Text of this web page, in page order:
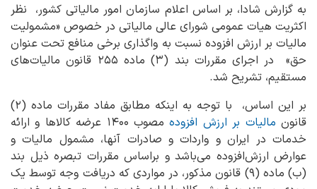
به گزارش شادا، بر اساس اعلام سازمان امور مالیاتی کشور، نظر
اکثریت هیات عمومی شورای عالی مالیاتی در خصوص «مشمولیت
مالیات بر ارزش ‌افزوده نسبت به واگذاری برخی منافع تحت عنوان
حق» در اجرای مقررات بند (۳) ماده ۲۵۵ قانون مالیات‌های
مستقیم، تشریح شد.
بر این اساس، با توجه به اینکه مطابق مفاد مقررات ماده (۲)
قانون مالیات بر ارزش افزوده
مصوب ۱۴۰۰ عرضه کالاها و ارائه
خدمات در ایران و واردات و صادرات آنها، مشمول مالیات و
عوارض ارزش‌افزوده می‌باشد و براساس مقررات تبصره ذیل بند
(ب) ماده (۹) قانون مذکور، در مواردی که دریافت وجه توسط یک